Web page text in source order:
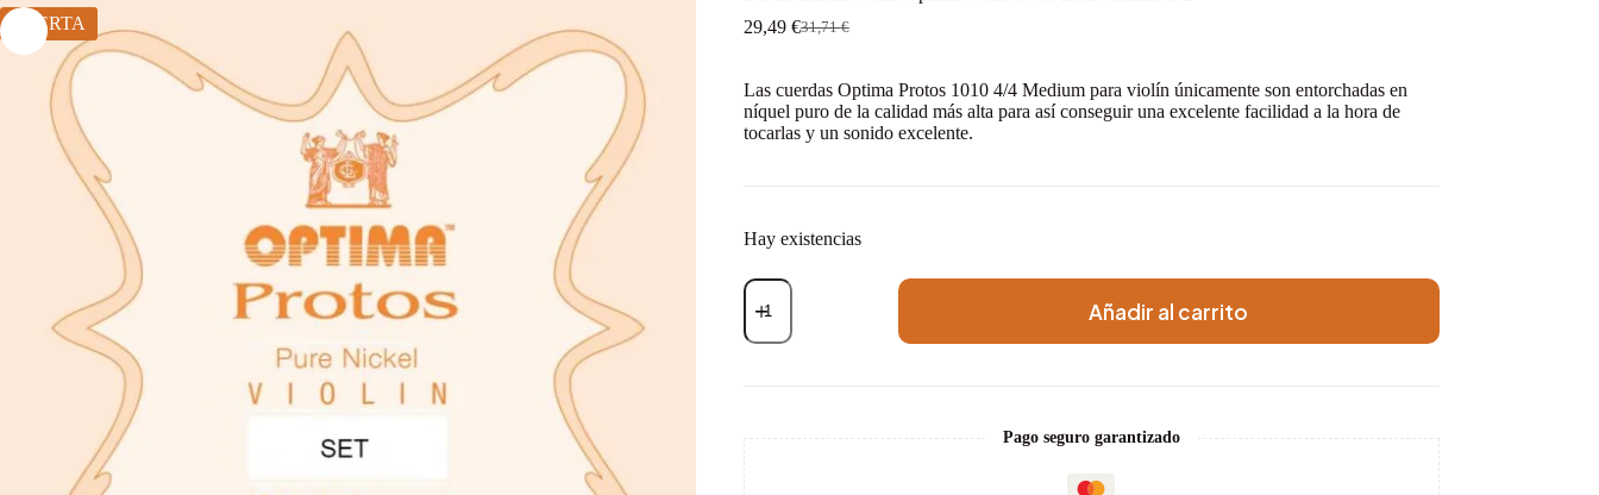
OFERTA 31,71€
El
original
era:
31,71 €.
29,49 €El
actual
es:
29,49 €.
Las cuerdas Optima Protos 1010 4/4 Medium para violín únicamente son entorchadas en
níquel puro de la calidad más alta para así conseguir una excelente facilidad a la hora de
tocarlas y un sonido excelente.
Hay existencias
Set
de
violín
Añadir al carrito
Pago seguro garantizado